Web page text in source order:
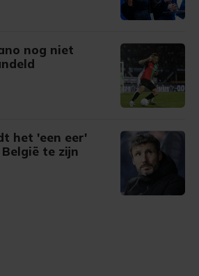
nog niet
het 'een eer'
te zijn